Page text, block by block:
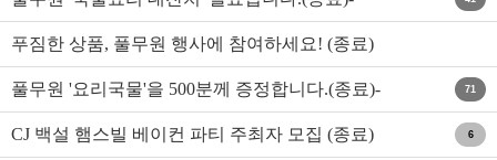
푸짐한 상품, 풀무원 행사에 참여하세요! (종료)
풀무원 '요리국물'을 500분께 증정합니다.(종료)- 71
CJ 백설 햄스빌 베이컨 파티 주최자 모집 (종료) 6